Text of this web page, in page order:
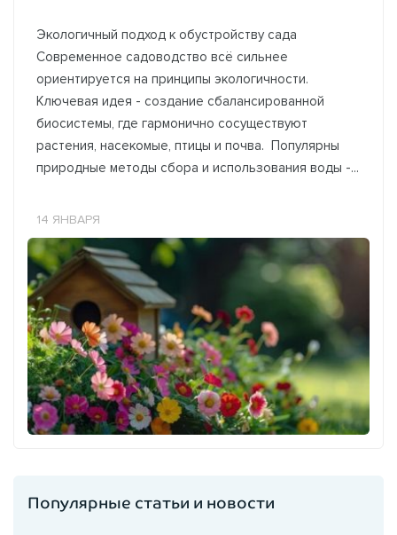
Экологичный подход к обустройству сада
Современное садоводство всё сильнее
ориентируется на принципы экологичности.
Ключевая идея - создание сбалансированной
биосистемы, где гармонично сосуществуют
растения, насекомые, птицы и почва. Популярны
природные методы сбора и использования воды -...
14 ЯНВАРЯ
Популярные статьи и новости